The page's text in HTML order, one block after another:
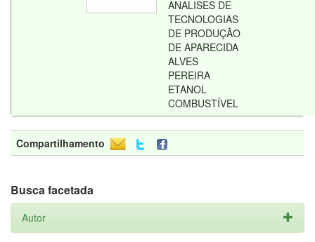
ANALISES DE
TECNOLOGIAS
DE PRODUÇÃO
DE APARECIDA
ALVES
PEREIRA
ETANOL
COMBUSTÍVEL
Compartilhamento
Busca facetada
Autor